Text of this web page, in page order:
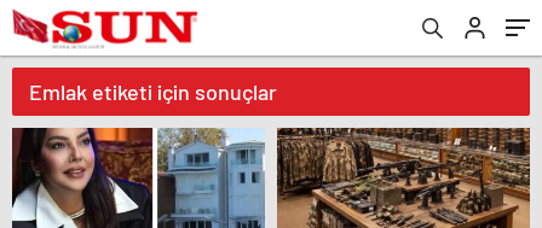
Emlak etiketi için sonuçlar